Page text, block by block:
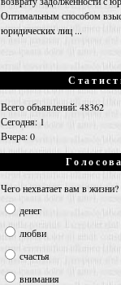
Оптимальным способом
юридических лиц ...
Всего объявлений: 48362
Сегодня: 1
Вчера: 0
Чего нехватает вам в жизни?
денег
любви
счастья
внимания